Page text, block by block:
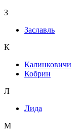
З
Заславль
К
Калинковичи
Кобрин
Л
Лида
М